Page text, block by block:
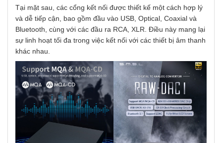
Tại mặt sau, các cổng kết nối được thiết kế một cách hợp lý
và dễ tiếp cận, bao gồm đầu vào USB, Optical, Coaxial và
Bluetooth, cùng với các đầu ra RCA, XLR. Điều này mang lại
sự linh hoạt tối đa trong việc kết nối với các thiết bị âm thanh
khác nhau.